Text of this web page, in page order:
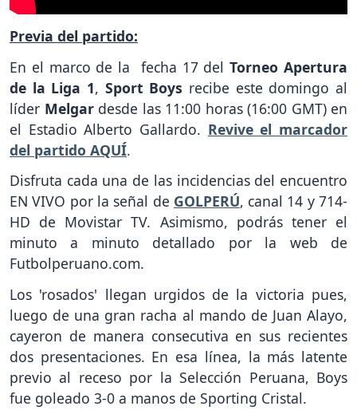
Previa del partido:
En el marco de la fecha 17 delTorneo Apertura
de la Liga 1, Sport Boys recibe este domingo al
líder Melgar desde las 11:00 horas (16:00 GMT) en
el Estadio Alberto Gallardo. Revive el marcador
del partido AQUÍ.
Disfruta cada una de las incidencias del encuentro
EN VIVO por la señal de GOLPERÚ, canal 14 y 714-
HD de Movistar TV. Asimismo, podrás tener el
minuto a minuto detallado por la web de
Futbolperuano.com.
Los 'rosados' llegan urgidos de la victoria pues,
luego de una gran racha al mando de Juan Alayo,
cayeron de manera consecutiva en sus recientes
dos presentaciones. En esa línea, la más latente
previo al receso por la Selección Peruana, Boys
fue goleado 3-0 a manos de Sporting Cristal.